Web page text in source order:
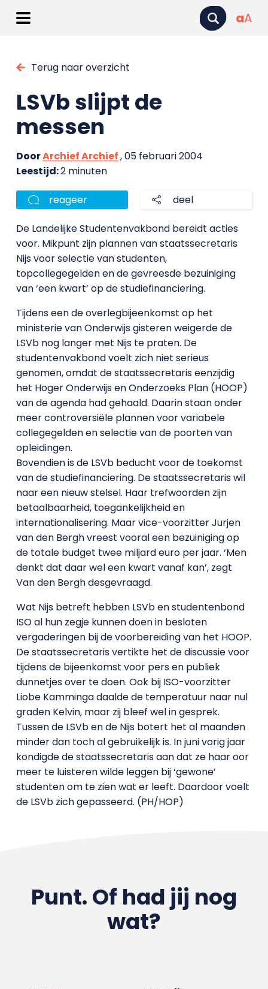
aA
Terug naar overzicht
LSVb slijpt de
messen
DoorArchief Archief, 05 februari 2004
Leestijd:2 minuten
reageer deel
De Landelijke Studentenvakbond bereidt acties
voor. Mikpunt zijn plannen van staatssecretaris
Nijs voor selectie van studenten,
topcollegegelden en de gevreesde bezuiniging
van ‘een kwart’ op de studiefinanciering.
Tijdens een de overlegbijeenkomst op het
ministerie van Onderwijs gisteren weigerde de
LSVb nog langer met Nijs te praten. De
studentenvakbond voelt zich niet serieus
genomen, omdat de staatssecretaris eenzijdig
het Hoger Onderwijs en Onderzoeks Plan (HOOP)
van de agenda had gehaald. Daarin staan onder
meer controversiële plannen voor variabele
collegegelden en selectie van de poorten van
opleidingen.
Bovendien is de LSVb beducht voor de toekomst
van de studiefinanciering. De staatssecretaris wil
naar een nieuw stelsel. Haar trefwoorden zijn
betaalbaarheid, toegankelijkheid en
internationalisering. Maar vice-voorzitter Jurjen
van den Bergh vreest vooral een bezuiniging op
de totale budget twee miljard euro per jaar. ‘Men
denkt dat daar wel een kwart vanaf kan’, zegt
Van den Bergh desgevraagd.
Wat Nijs betreft hebben LSVb en studentenbond
ISO al hun zegje kunnen doen in besloten
vergaderingen bij de voorbereiding van het HOOP.
De staatssecretaris vertikte het de discussie voor
tijdens de bijeenkomst voor pers en publiek
dunnetjes over te doen. Ook bij ISO-voorzitter
Liobe Kamminga daalde de temperatuur naar nul
graden Kelvin, maar zij bleef wel in gesprek.
Tussen de LSVb en de Nijs botert het al maanden
minder dan toch al gebruikelijk is. In juni vorig jaar
kondigde de staatssecretaris aan dat ze haar oor
meer te luisteren wilde leggen bij ‘gewone’
studenten om te zien wat er leeft. Daardoor voelt
de LSVb zich gepasseerd. (PH/HOP)
Punt. Of had jij nog
wat?